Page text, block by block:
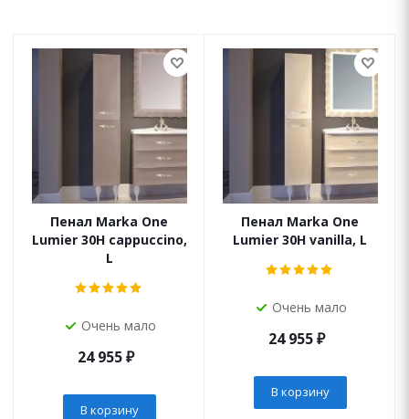
Пенал Marka One
Lumier 30Н cappuccino,
L
Очень мало
24 955₽
В корзину
Пенал Marka One
Lumier 30Н vanilla, L
Очень мало
24 955₽
В корзину